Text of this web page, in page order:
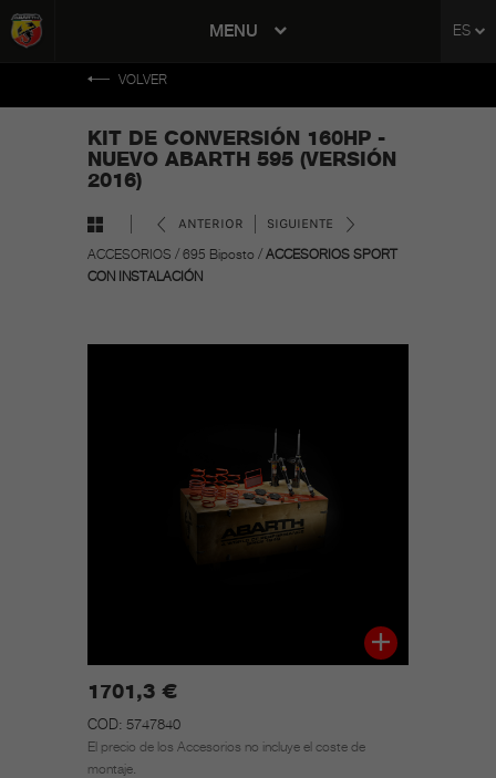
MENU ES
VOLVER
KIT DE CONVERSIÓN 160HP -
NUEVO ABARTH 595 (VERSIÓN
2016)
ANTERIOR SIGUIENTE
ACCESORIOS / 695 Biposto / ACCESORIOS SPORT
CON INSTALACIÓN
1701,3 €
COD: 5747840
El precio de los Accesorios no incluye el coste de
montaje.